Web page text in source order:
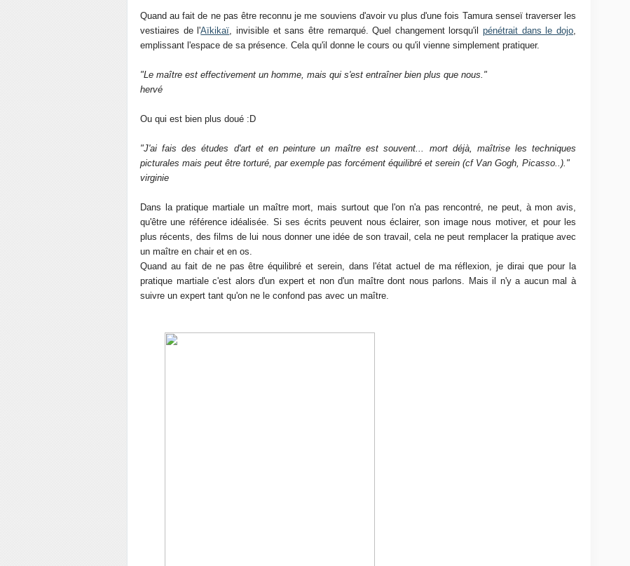
Quand au fait de ne pas être reconnu je me souviens d'avoir vu plus d'une fois Tamura senseï traverser les
vestiaires de l'Aïkikaï, invisible et sans être remarqué. Quel changement lorsqu'ilpénétrait dans le dojo,
emplissant l'espace de sa présence. Cela qu'il donne le cours ou qu'il vienne simplement pratiquer.
"Le maître est effectivement un homme, mais qui s'est entraîner bien plus que nous."
hervé
Ou qui est bien plus doué :D
"J'ai fais des études d'art et en peinture un maître est souvent... mort déjà, maîtrise les techniques
picturales mais peut être torturé, par exemple pas forcément équilibré et serein (cf Van Gogh, Picasso..)."
virginie
Dans la pratique martiale un maître mort, mais surtout que l'on n'a pas rencontré, ne peut, à mon avis,
qu'être une référence idéalisée. Si ses écrits peuvent nous éclairer, son image nous motiver, et pour les
plus récents, des films de lui nous donner une idée de son travail, cela ne peut remplacer la pratique avec
un maître en chair et en os.
Quand au fait de ne pas être équilibré et serein, dans l'état actuel de ma réflexion, je dirai que pour la
pratique martiale c'est alors d'un expert et non d'un maître dont nous parlons. Mais il n'y a aucun mal à
suivre un expert tant qu'on ne le confond pas avec un maître.